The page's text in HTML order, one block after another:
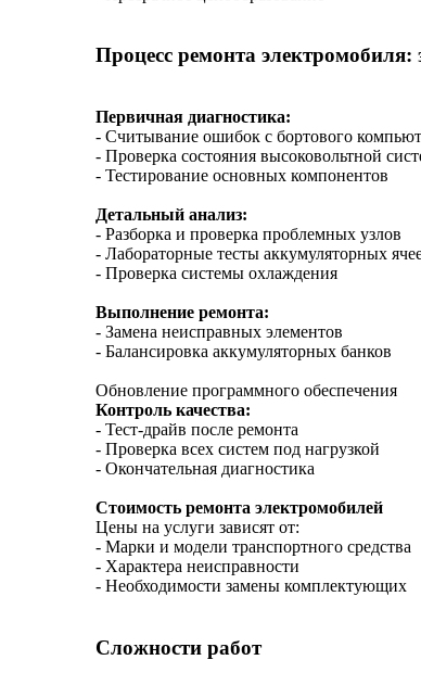
Процесс ремонта электромобиля:
Первичная диагностика:
- Считывание ошибок с бортового
- Проверка состояния высоковольтной
- Тестирование основных компонентов
Детальный анализ:
- Разборка и проверка проблемных узлов
- Лабораторные тесты аккумуляторных
- Проверка системы охлаждения
Выполнение ремонта:
- Замена неисправных элементов
- Балансировка аккумуляторных банков
Обновление программного обеспечения
Контроль качества:
- Тест-драйв после ремонта
- Проверка всех систем под нагрузкой
- Окончательная диагностика
Стоимость ремонта электромобилей
Цены на услуги зависят от:
- Марки и модели транспортного средства
- Характера неисправности
- Необходимости замены комплектующих
Сложности работ